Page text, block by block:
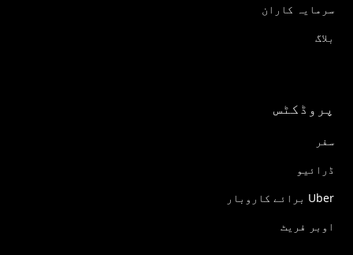
سرمایہ کاران
بلاگ
پروڈکٹس
سفر
ڈرائیو
Uber برائے کاروبار
اوبر فریٹ